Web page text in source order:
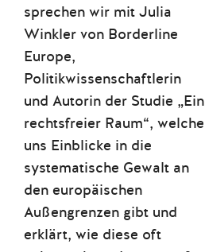
sprechen wir mit Julia
Winkler von Borderline
Europe,
Politikwissenschaftlerin
und Autorin der Studie „Ein
rechtsfreier Raum“, welche
uns Einblicke in die
systematische Gewalt an
den europäischen
Außengrenzen gibt und
erklärt, wie diese oft